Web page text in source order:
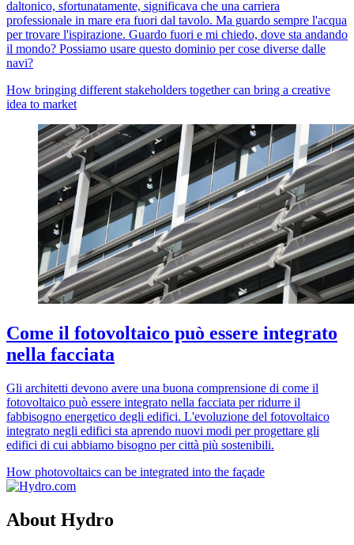
daltonico, sfortunatamente, significava che una carriera
professionale in mare era fuori dal tavolo. Ma guardo sempre l'acqua
per trovare l'ispirazione. Guardo fuori e mi chiedo, dove sta andando
il mondo? Possiamo usare questo dominio per cose diverse dalle
navi?
How bringing different stakeholders together can bring a creative
idea to market
Come il fotovoltaico può essere integrato
nella facciata
Gli architetti devono avere una buona comprensione di come il
fotovoltaico può essere integrato nella facciata per ridurre il
fabbisogno energetico degli edifici. L'evoluzione del fotovoltaico
integrato negli edifici sta aprendo nuovi modi per progettare gli
edifici di cui abbiamo bisogno per città più sostenibili.
How photovoltaics can be integrated into the façade
About Hydro